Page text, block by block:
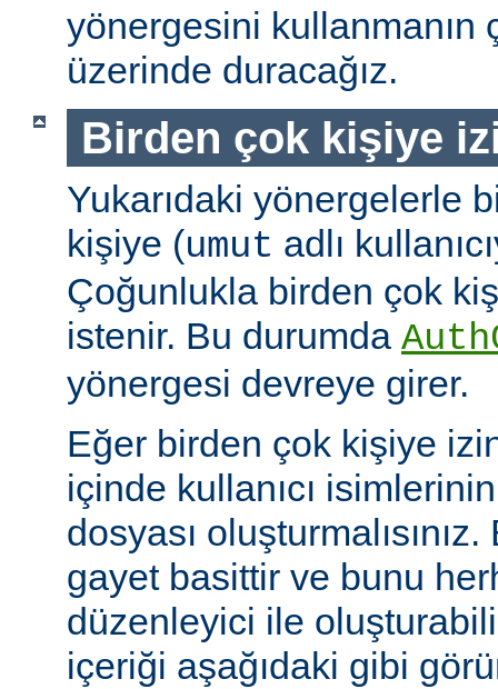
yönergesini kullanmanın
üzerinde duracağız.
Birden çok kişiye
Yukarıdaki yönergelerle
kişiye (umut adlı
Çoğunlukla birden çok
istenir. Bu durumda
yönergesi devreye girer.
Eğer birden çok kişiye
içinde kullanıcı
dosyası
gayet basittir ve bunu
düzenleyici ile
içeriği aşağıdaki gibi